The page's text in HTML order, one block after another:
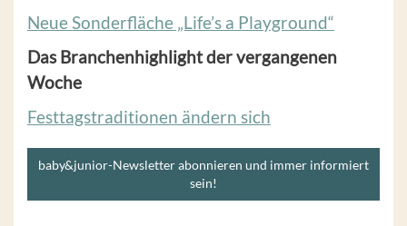
Neue Sonderfläche „Life’s a Playground“
Das Branchenhighlight der vergangenen
Woche
Festtagstraditionen ändern sich
baby&junior-Newsletter abonnieren und immer informiert
sein!